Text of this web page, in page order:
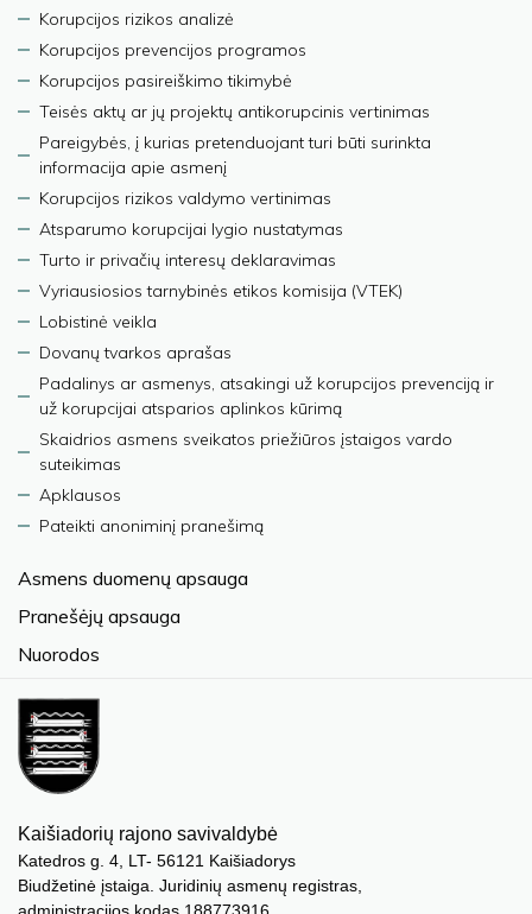
Korupcijos rizikos analizė
Korupcijos prevencijos programos
Korupcijos pasireiškimo tikimybė
Teisės aktų ar jų projektų antikorupcinis vertinimas
Pareigybės, į kurias pretenduojant turi būti surinkta
informacija apie asmenį
Korupcijos rizikos valdymo vertinimas
Atsparumo korupcijai lygio nustatymas
Turto ir privačių interesų deklaravimas
Vyriausiosios tarnybinės etikos komisija (VTEK)
Lobistinė veikla
Dovanų tvarkos aprašas
Padalinys ar asmenys, atsakingi už korupcijos prevenciją ir
už korupcijai atsparios aplinkos kūrimą
Skaidrios asmens sveikatos priežiūros įstaigos vardo
suteikimas
Apklausos
Pateikti anoniminį pranešimą
Asmens duomenų apsauga
Pranešėjų apsauga
Nuorodos
Kaišiadorių rajono savivaldybė
Katedros g. 4, LT- 56121 Kaišiadorys
Biudžetinė įstaiga. Juridinių asmenų registras,